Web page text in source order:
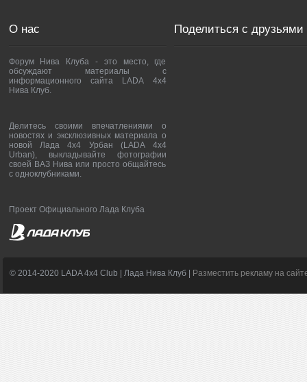
О нас
Форум Нива Клуба - это место, где
обсуждают материалы с
информационного сайта LADA 4x4
Нива Клуб.
Делитесь своими впечатлениями о
новостях и эксклюзивных материала о
новой Лада 4х4 Урбан (LADA 4x4
Urban), выкладывайте фотографии
своей ВАЗ Нива или просто общайтесь
с одноклубниками.
Проект Официального Лада Клуба
Поделиться с друзьями
© 2014-2020 LADA 4x4 Club | Лада Нива Клуб | Разместить рекламу на